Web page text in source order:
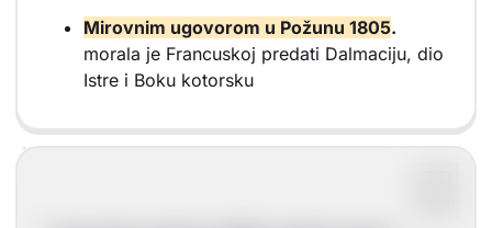
Mirovnim ugovorom u Požunu 1805.
morala je Francuskoj predati Dalmaciju, dio
Istre i Boku kotorsku